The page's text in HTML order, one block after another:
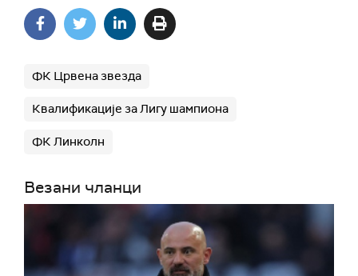
ФК Црвена звезда
Квалификације за Лигу шампиона
ФК Линколн
Везани чланци